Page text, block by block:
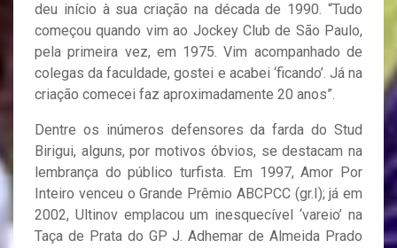
deu início à sua criação na década de 1990. “Tudo
começou quando vim ao Jockey Club de São Paulo,
pela primeira vez, em 1975. Vim acompanhado de
colegas da faculdade, gostei e acabei ‘ficando’. Já na
criação comecei faz aproximadamente 20 anos”.
Dentre os inúmeros defensores da farda do Stud
Birigui, alguns, por motivos óbvios, se destacam na
lembrança do público turfista. Em 1997, Amor Por
Inteiro venceu o Grande Prêmio ABCPCC (gr.I); já em
2002, Ultinov emplacou um inesquecível ‘vareio’ na
Taça de Prata do GP J. Adhemar de Almeida Prado